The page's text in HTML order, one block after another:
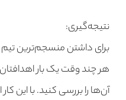
نتیجه‌گیری:
برای داشتن منسجم‌ترین تیم
هر چند وقت یک بار اهدافتان
آن‌ها را بررسی کنید. با این